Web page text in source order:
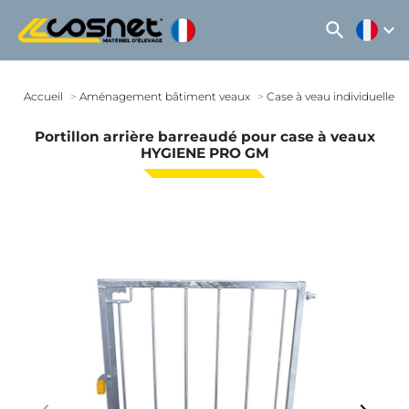
search expand_more
Accueil Aménagement bâtiment veaux Case à veau individuelle
Portillon arrière barreaudé pour case à veaux
HYGIENE PRO GM